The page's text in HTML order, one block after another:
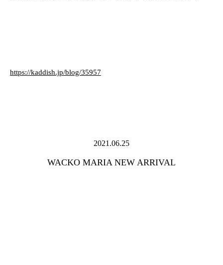
https://kaddish.jp/blog/35957
2021.06.25
WACKO MARIA NEW ARRIVAL